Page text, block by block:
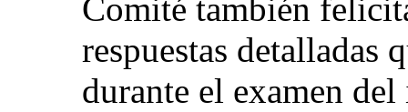
Comité también
respuestas detalladas
durante el examen